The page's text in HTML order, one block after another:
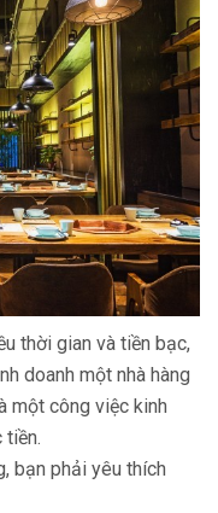
thời gian và tiền bạc,
doanh một nhà hàng
một công việc kinh
tiền.
bạn phải yêu thích